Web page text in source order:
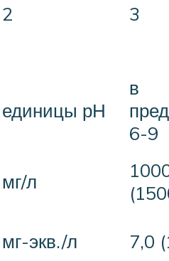
2
3
единицы рН
в
6-9
мг/л
мг-экв./л
7,0